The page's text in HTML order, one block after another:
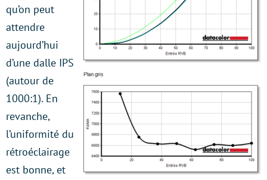
qu’on peut
attendre
aujourd’hui
d’une dalle IPS
(autour de
1000:1). En
revanche,
l’uniformité du
rétroéclairage
est bonne, et